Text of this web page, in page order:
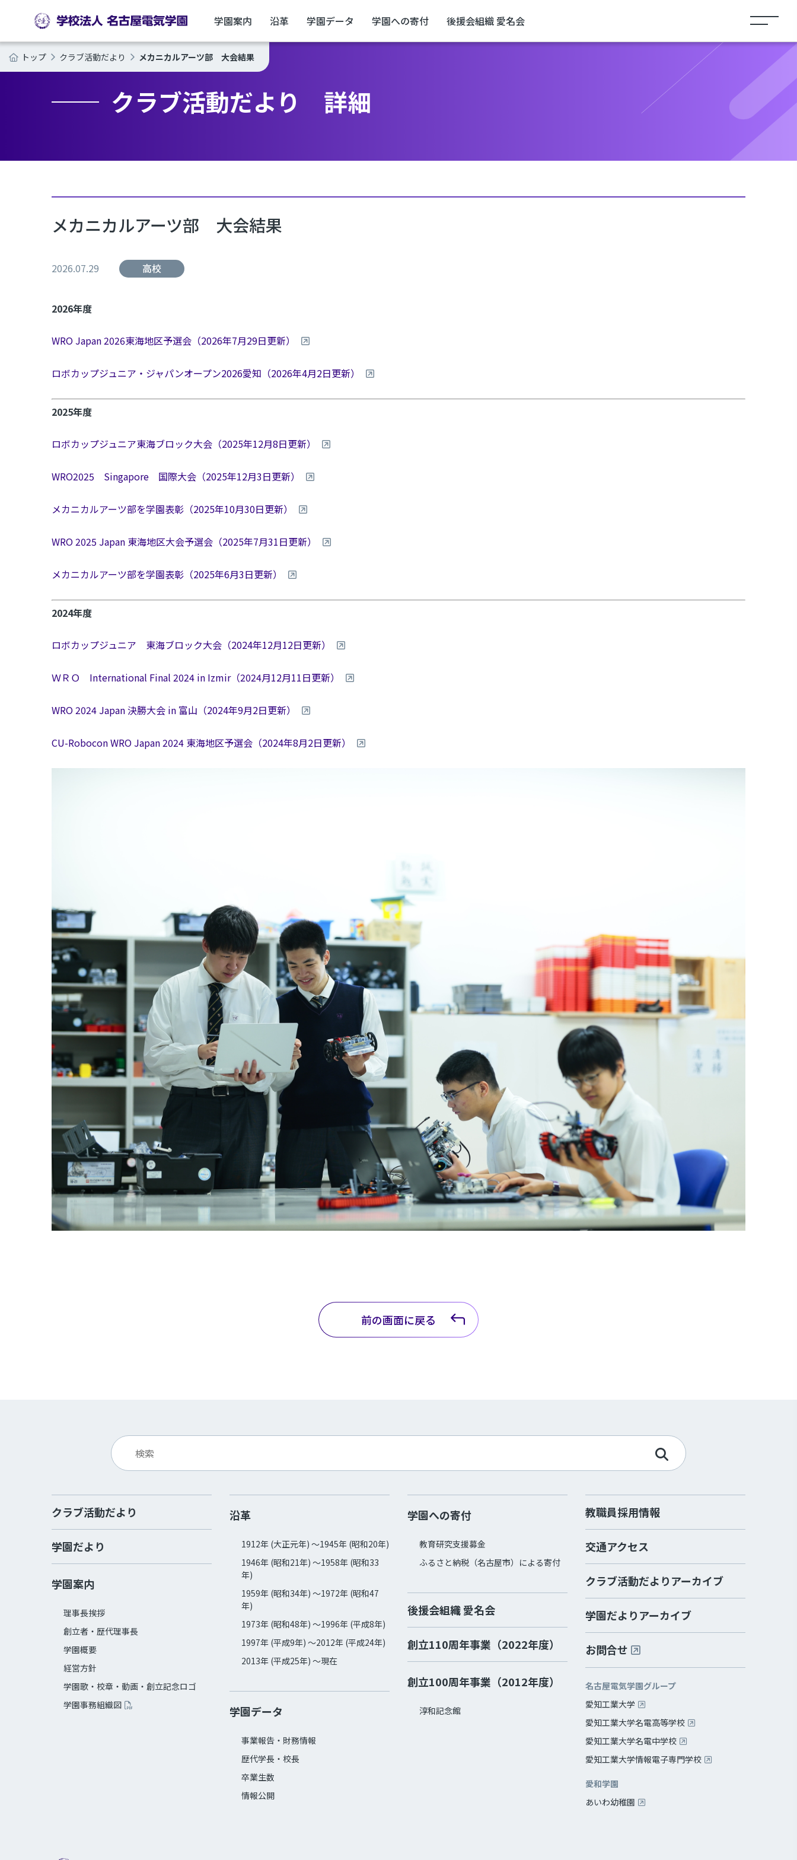
学園案内 沿革 学園データ 学園への寄付 後援会組織 愛名会
トップ クラブ活動だより メカニカルアーツ部 大会結果
クラブ活動だより 詳細
メカニカルアーツ部 大会結果
2026.07.29 高校
2026年度
WRO Japan 2026東海地区予選会（2026年7月29日更新）
ロボカップジュニア・ジャパンオープン2026愛知（2026年4月2日更新）
2025年度
ロボカップジュニア東海ブロック大会（2025年12月8日更新）
WRO2025 Singapore 国際大会（2025年12月3日更新）
メカニカルアーツ部を学園表彰（2025年10月30日更新）
WRO 2025 Japan 東海地区大会予選会（2025年7月31日更新）
メカニカルアーツ部を学園表彰（2025年6月3日更新）
2024年度
ロボカップジュニア 東海ブロック大会（2024年12月12日更新）
ＷＲＯ International Final 2024 in Izmir（2024月12月11日更新）
WRO 2024 Japan 決勝大会 in 富山（2024年9月2日更新）
CU-Robocon WRO Japan 2024 東海地区予選会（2024年8月2日更新）
前の画面に戻る
クラブ活動だより
学園だより
学園案内
理事長挨拶
創立者・歴代理事長
学園概要
経営方針
学園歌・校章・動画・創立記念ロゴ
学園事務組織図
沿革
1912年 (大正元年) ～1945年 (昭和20年)
1946年 (昭和21年) ～1958年 (昭和33
年)
1959年 (昭和34年) ～1972年 (昭和47
年)
1973年 (昭和48年) ～1996年 (平成8年)
1997年 (平成9年) ～2012年 (平成24年)
2013年 (平成25年) ～現在
学園データ
事業報告・財務情報
歴代学長・校長
卒業生数
情報公開
学園への寄付
教育研究支援募金
ふるさと納税（名古屋市）による寄付
後援会組織 愛名会
創立110周年事業（2022年度）
創立100周年事業（2012年度）
淳和記念館
教職員採用情報
交通アクセス
クラブ活動だよりアーカイブ
学園だよりアーカイブ
お問合せ
名古屋電気学園グループ
愛知工業大学
愛知工業大学名電高等学校
愛知工業大学名電中学校
愛知工業大学情報電子専門学校
愛和学園
あいわ幼稚園